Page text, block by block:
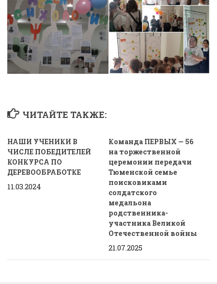
ЧИТАЙТЕ ТАКЖЕ:
НАШИ УЧЕНИКИ В
ЧИСЛЕ ПОБЕДИТЕЛЕЙ
КОНКУРСА ПО
ДЕРЕВООБРАБОТКЕ
11.03.2024
Команда ПЕРВЫХ — 56
на торжественной
церемонии передачи
Тюменской семье
поисковиками
солдатского
медальона
родственника-
участника Великой
Отечественной войны
21.07.2025